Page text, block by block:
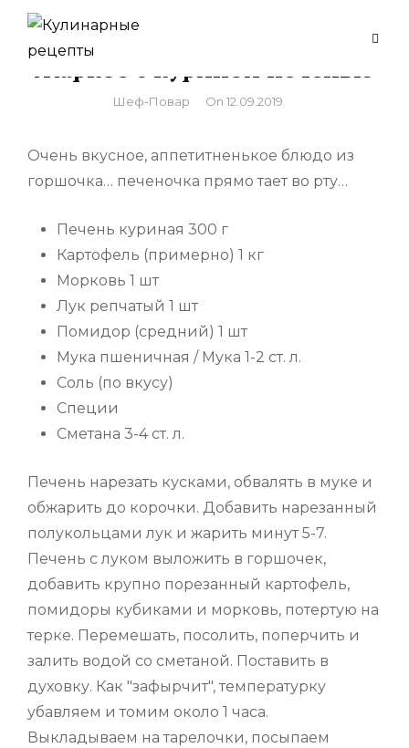
Skip
contentЖаркое с куриной печенью
By
Шеф-Повар On 12.09.2019
Очень вкусное, аппетитненькое блюдо из
горшочка… печеночка прямо тает во рту…
Печень куриная 300 г
Картофель (примерно) 1 кг
Морковь 1 шт
Лук репчатый 1 шт
Помидор (средний) 1 шт
Мука пшеничная / Мука 1-2 ст. л.
Соль (по вкусу)
Специи
Сметана 3-4 ст. л.
Печень нарезать кусками, обвалять в муке и
обжарить до корочки. Добавить нарезанный
полукольцами лук и жарить минут 5-7.
Печень с луком выложить в горшочек,
добавить крупно порезанный картофель,
помидоры кубиками и морковь, потертую на
терке. Перемешать, посолить, поперчить и
залить водой со сметаной. Поставить в
духовку. Как "зафырчит", температурку
убавляем и томим около 1 часа.
Выкладываем на тарелочки, посыпаем